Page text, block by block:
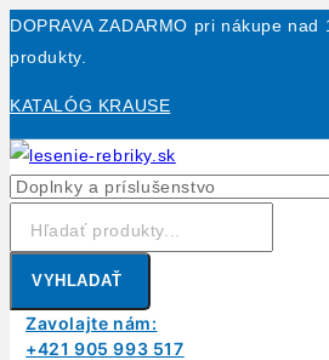
Skip
to
DOPRAVA ZADARMO pri nákupe
produkty.
KATALÓG KRAUSE
VYHLADAŤ
Zavolajte nám:
+421 905 993 517